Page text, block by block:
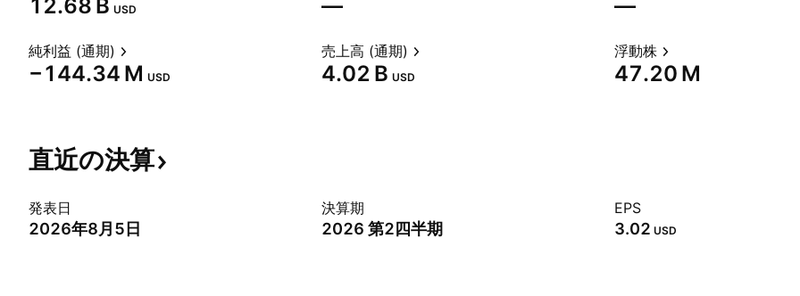
‪12.68 B‬ USD — —
純利益 (通期)
‪−144.34 M‬ USD
売上高 (通期)
‪4.02 B‬ USD
浮動株
‪47.20 M‬
直近の決算
発表日
2026年8月5日
決算期
2026 第2四半期
EPS
3.02 USD